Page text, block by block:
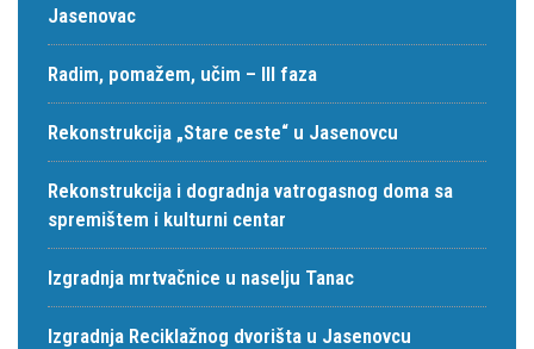
Jasenovac
Radim, pomažem, učim – III faza
Rekonstrukcija „Stare ceste“ u Jasenovcu
Rekonstrukcija i dogradnja vatrogasnog doma sa
spremištem i kulturni centar
Izgradnja mrtvačnice u naselju Tanac
Izgradnja Reciklažnog dvorišta u Jasenovcu